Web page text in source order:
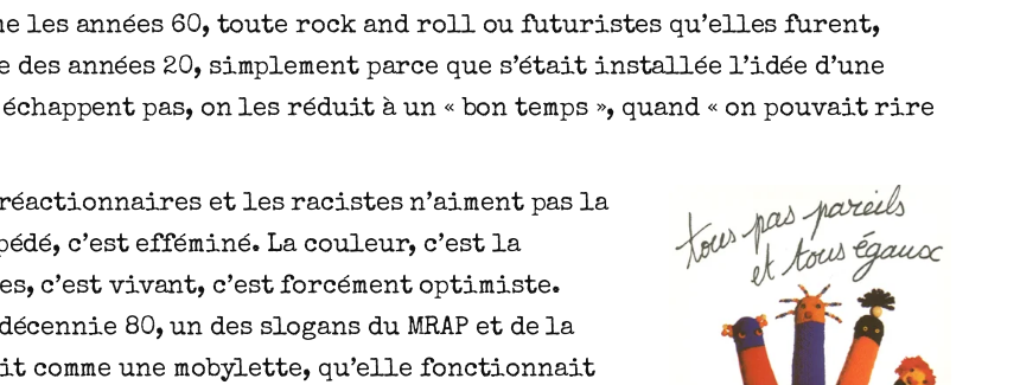
les années 60, toute rock and roll ou futuristes qu’elles furent,
années 20, simplement parce que s’était installée l’idée d’une
pas, on les réduit à un « bon temps », quand « on pouvait rire
et les racistes n’aiment pas la
c’est efféminé. La couleur, c’est la
c’est vivant, c’est forcément optimiste.
80, un des slogans du MRAP et de la
comme une mobylette, qu’elle fonctionnait